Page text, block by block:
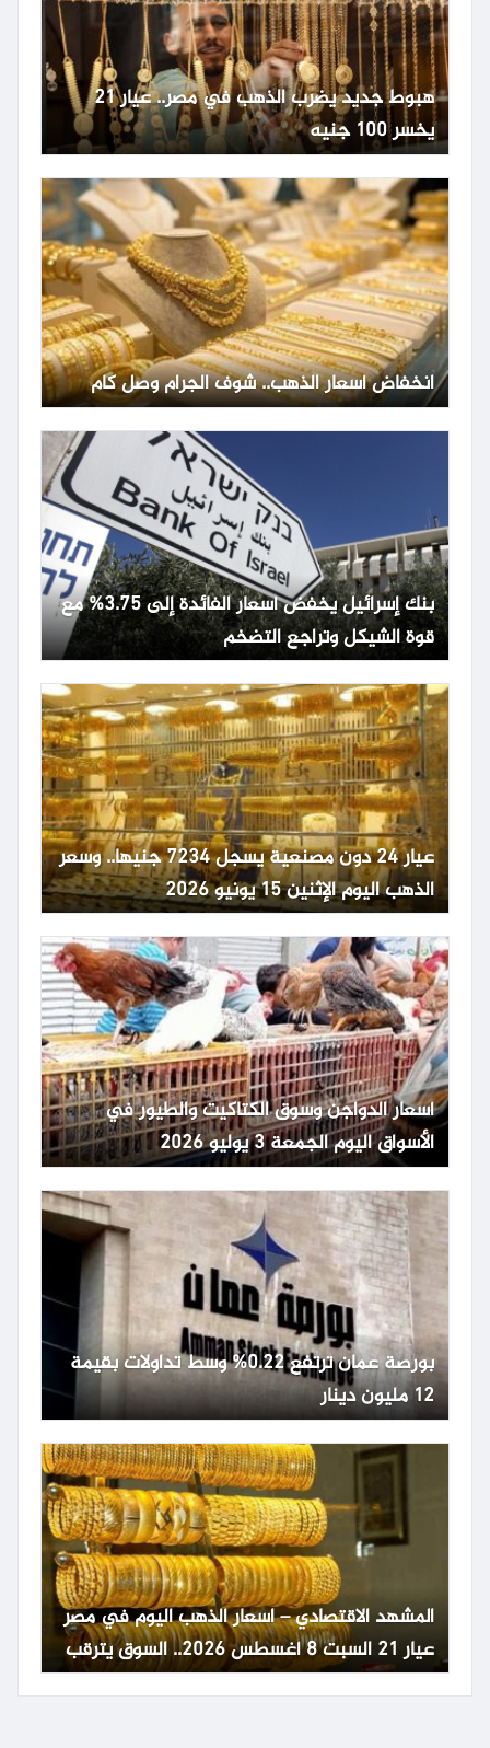
هبوط جديد يضرب الذهب في مصر.. عيار 21
يخسر 100 جنيه
انخفاض أسعار الذهب.. شوف الجرام وصل كام
بنك إسرائيل يخفض أسعار الفائدة إلى 3.75% مع
قوة الشيكل وتراجع التضخم
عيار 24 دون مصنعية يسجل 7234 جنيها.. وسعر
الذهب اليوم الإثنين 15 يونيو 2026
أسعار الدواجن وسوق الكتاكيت والطيور في
الأسواق اليوم الجمعة 3 يوليو 2026
بورصة عمان ترتفع 0.22% وسط تداولات بقيمة
12 مليون دينار
المشهد الاقتصادي – اسعار الذهب اليوم في مصر
عيار 21 السبت 8 أغسطس 2026.. السوق يترقب
تطورات عالمية